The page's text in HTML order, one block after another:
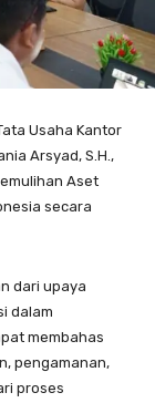
Usaha Kantor
Arsyad, S.H.,
Aset
secara
dari upaya
dalam
membahas
pengamanan,
proses